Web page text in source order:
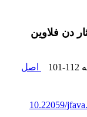
دن فلاوین
101-112
اصل
10.22059/